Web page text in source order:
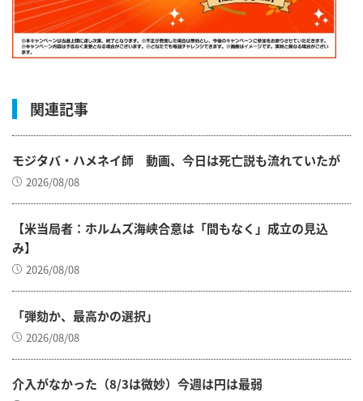
関連記事
モジタバ・ハメネイ師 動画、今日は死亡説も流れていたが
2026/08/08
【米当局者：ホルムズ海峡合意は「間もなく」成立の見込
み】
2026/08/08
「弾劾か、最高かの選択」
2026/08/08
介入がなかった（8/3は微妙）今週は円は最弱